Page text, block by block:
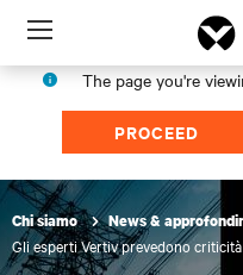
Menu
The page you're
PROCEED
Chi siamo News &
Gli esperti Vertiv prevedono